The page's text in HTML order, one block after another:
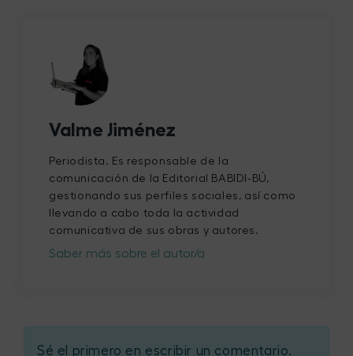
Valme Jiménez
Periodista. Es responsable de la
comunicación de la Editorial BABIDI-BÚ,
gestionando sus perfiles sociales, así como
llevando a cabo toda la actividad
comunicativa de sus obras y autores.
Saber más sobre el autor/a
Sé el primero en escribir un comentario.